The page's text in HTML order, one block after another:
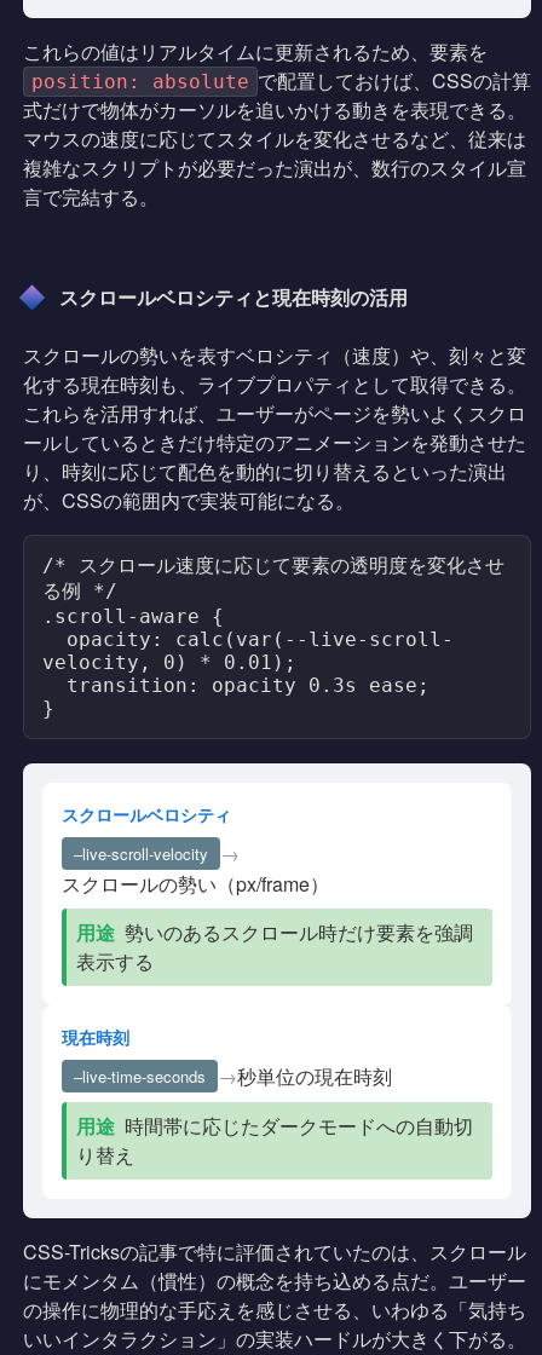
これらの値はリアルタイムに更新されるため、要素を
position: absolute で配置しておけば、CSSの計算
式だけで物体がカーソルを追いかける動きを表現できる。
マウスの速度に応じてスタイルを変化させるなど、従来は
複雑なスクリプトが必要だった演出が、数行のスタイル宣
言で完結する。
スクロールベロシティと現在時刻の活用
スクロールの勢いを表すベロシティ（速度）や、刻々と変
化する現在時刻も、ライブプロパティとして取得できる。
これらを活用すれば、ユーザーがページを勢いよくスクロ
ールしているときだけ特定のアニメーションを発動させた
り、時刻に応じて配色を動的に切り替えるといった演出
が、CSSの範囲内で実装可能になる。
/* スクロール速度に応じて要素の透明度を変化させ
る例 */
.scroll-aware {
velocity, 0) * 0.01);
}
スクロールベロシティ
–live-scroll-velocity
→
スクロールの勢い（px/frame）
用途 勢いのあるスクロール時だけ要素を強調
表示する
現在時刻
–live-time-seconds →秒単位の現在時刻
用途 時間帯に応じたダークモードへの自動切
り替え
CSS-Tricksの記事で特に評価されていたのは、スクロール
にモメンタム（慣性）の概念を持ち込める点だ。ユーザー
の操作に物理的な手応えを感じさせる、いわゆる「気持ち
いいインタラクション」の実装ハードルが大きく下がる。